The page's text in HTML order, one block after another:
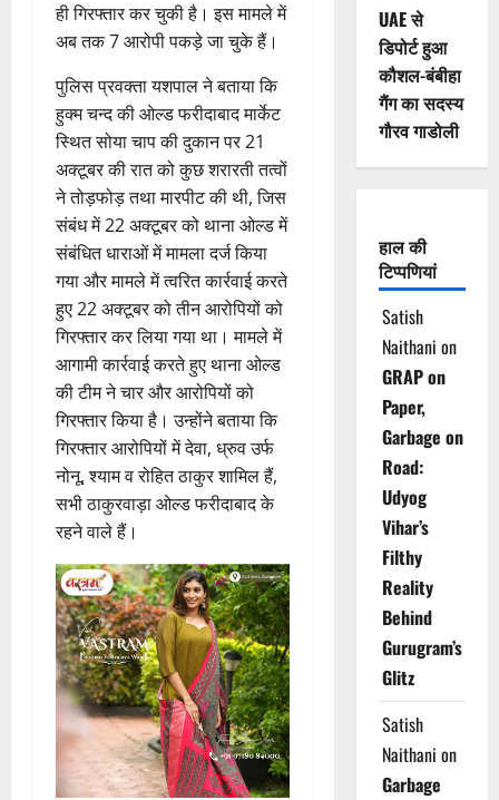
ही गिरफ्तार कर चुकी है। इस मामले में
अब तक 7 आरोपी पकड़े जा चुके हैं।
पुलिस प्रवक्ता यशपाल ने बताया कि
हुक्म चन्द की ओल्ड फरीदाबाद मार्केट
स्थित सोया चाप की दुकान पर 21
अक्टूबर की रात को कुछ शरारती तत्वों
ने तोड़फोड़ तथा मारपीट की थी, जिस
संबंध में 22 अक्टूबर को थाना ओल्ड में
संबंधित धाराओं में मामला दर्ज किया
गया और मामले में त्वरित कार्रवाई करते
हुए 22 अक्टूबर को तीन आरोपियों को
गिरफ्तार कर लिया गया था। मामले में
आगामी कार्रवाई करते हुए थाना ओल्ड
की टीम ने चार और आरोपियों को
गिरफ्तार किया है। उन्होंने बताया कि
गिरफ्तार आरोपियों में देवा, ध्रुव उर्फ
नोनू, श्याम व रोहित ठाकुर शामिल हैं,
सभी ठाकुरवाड़ा ओल्ड फरीदाबाद के
रहने वाले हैं।
UAE से
डिपोर्ट हुआ
कौशल-बंबीहा
गैंग का सदस्य
गौरव गाडोली
हाल की
टिप्पणियां
Satish
Naithani on
GRAP on
Paper,
Garbage on
Road:
Udyog
Vihar’s
Filthy
Reality
Behind
Gurugram’s
Glitz
Satish
Naithani on
Garbage